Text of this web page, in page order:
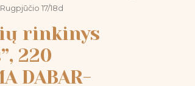
17/18d
rinkinys
220
DABAR-
17/18d